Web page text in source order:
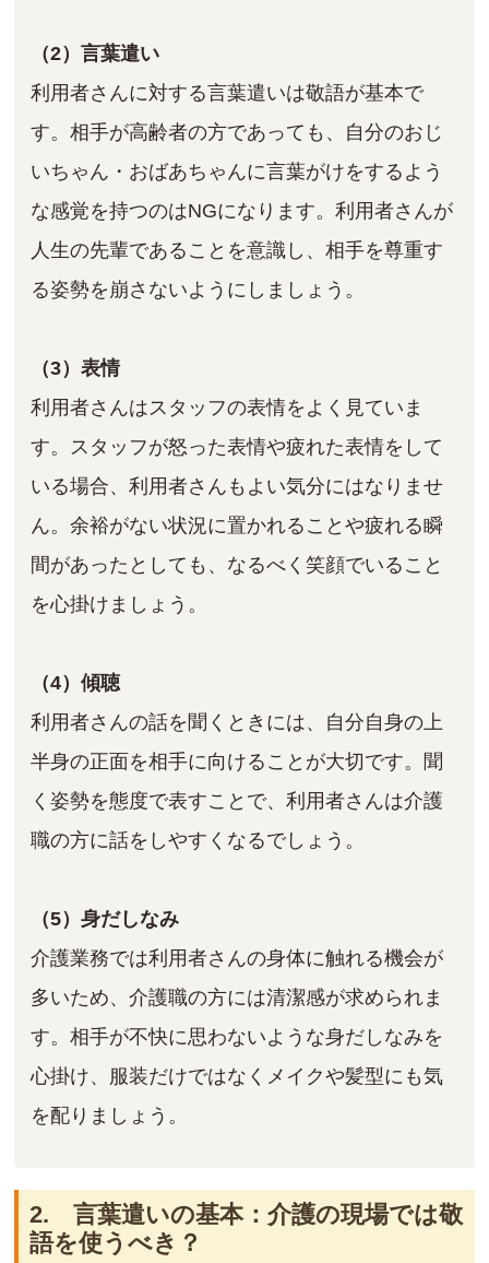
（2）言葉遣い
利用者さんに対する言葉遣いは敬語が基本で
す。相手が高齢者の方であっても、自分のおじ
いちゃん・おばあちゃんに言葉がけをするよう
な感覚を持つのはNGになります。利用者さんが
人生の先輩であることを意識し、相手を尊重す
る姿勢を崩さないようにしましょう。
（3）表情
利用者さんはスタッフの表情をよく見ていま
す。スタッフが怒った表情や疲れた表情をして
いる場合、利用者さんもよい気分にはなりませ
ん。余裕がない状況に置かれることや疲れる瞬
間があったとしても、なるべく笑顔でいること
を心掛けましょう。
（4）傾聴
利用者さんの話を聞くときには、自分自身の上
半身の正面を相手に向けることが大切です。聞
く姿勢を態度で表すことで、利用者さんは介護
職の方に話をしやすくなるでしょう。
（5）身だしなみ
介護業務では利用者さんの身体に触れる機会が
多いため、介護職の方には清潔感が求められま
す。相手が不快に思わないような身だしなみを
心掛け、服装だけではなくメイクや髪型にも気
を配りましょう。
2. 言葉遣いの基本：介護の現場では敬
語を使うべき？